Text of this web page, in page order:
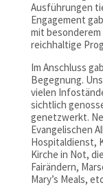
Ausführungen
Engagement
mit
reichhaltige
Im Anschluss
Begegnung.
vielen
sichtlich
genetzwerkt.
Evangelischen
Hospitaldienst,
Kirche in Not,
Fairändern,
Mary’s Meals,